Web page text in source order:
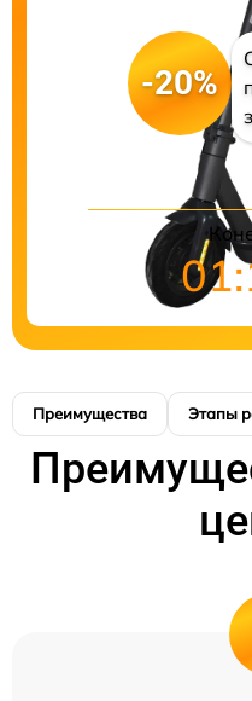
-20%
Преимущества Этапы